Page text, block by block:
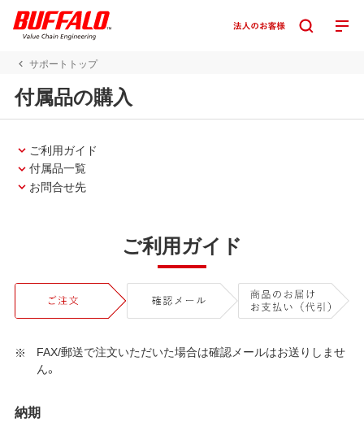
サポートトップ
付属品の購入
ご利用ガイド
付属品一覧
お問合せ先
ご利用ガイド
FAX/郵送で注文いただいた場合は確認メールはお送りしませ
ん。
納期